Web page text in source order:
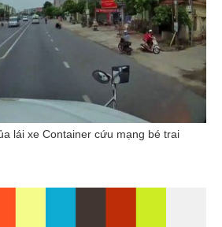
lái xe Container cứu mạng bé trai